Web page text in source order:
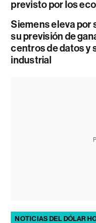
previsto por los
Siemens eleva por
su previsión de
centros de datos y
industrial
NOTICIAS DEL DÓLAR